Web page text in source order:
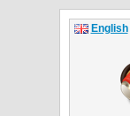
English